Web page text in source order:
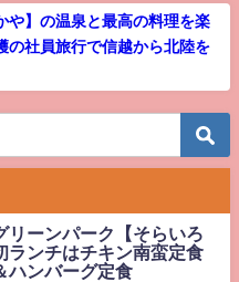
や】の温泉と最高の料理を楽
の社員旅行で信越から北陸を
リーンパーク【そらいろ
ランチはチキン南蛮定食
ハンバーグ定食